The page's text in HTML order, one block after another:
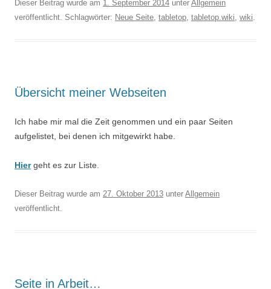
Dieser Beitrag wurde am 1. September 2014 unter Allgemein
veröffentlicht. Schlagwörter: Neue Seite tabletop tabletop.wiki wiki
Übersicht meiner Webseiten
Ich habe mir mal die Zeit genommen und ein paar Seiten
aufgelistet, bei denen ich mitgewirkt habe.
Hiergeht es zur Liste.
Dieser Beitrag wurde am 27. Oktober 2013 unter Allgemein
veröffentlicht.
Seite in Arbeit…